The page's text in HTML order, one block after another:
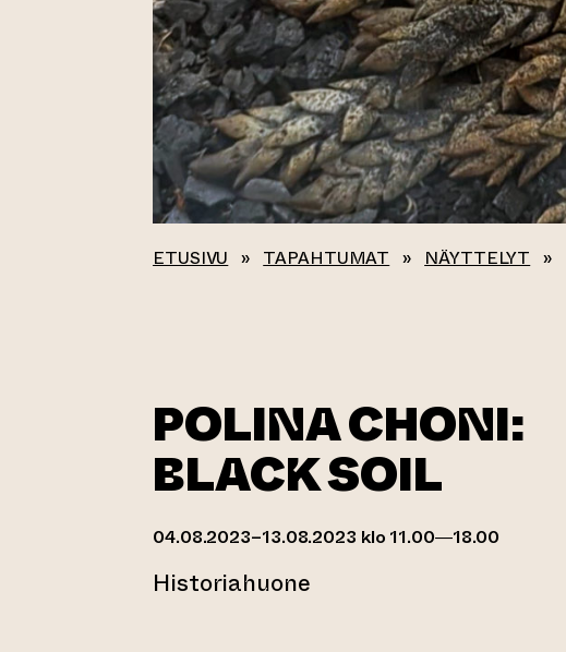
ETUSIVU » TAPAHTUMAT » NÄYTTELYT »
POLINA CHONI:
BLACK SOIL
04.08.2023–13.08.2023 klo 11.00—18.00
Historiahuone